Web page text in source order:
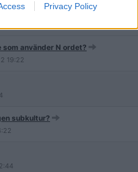
Privacy Policy
använder N ordet?
19:22
subkultur?